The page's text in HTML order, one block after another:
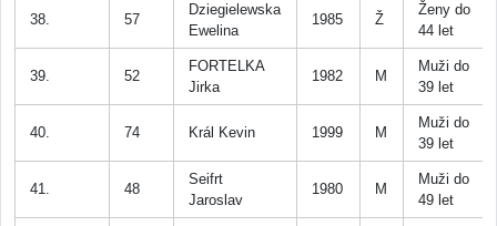
38. 57
Dziegielewska
Ewelina
1985 Ž
Ženy do
44 let
39. 52
FORTELKA
Jirka
1982 M
Muži do
39 let
40. 74 Král Kevin 1999 M
Muži do
39 let
41. 48
Seifrt
Jaroslav
1980 M
Muži do
49 let